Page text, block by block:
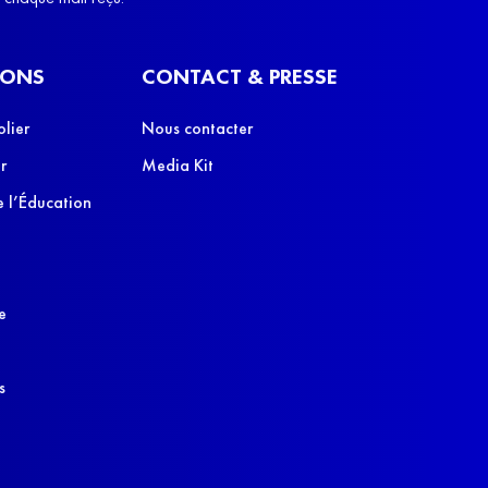
l’Éducation
CONTACT & PRESSE
Nous contacter
Media Kit